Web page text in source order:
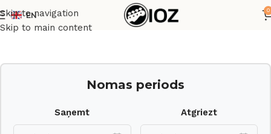
Skip to navigation
Skip to main content
EN
0
Sākums Perkusijas
Nomas periods
Saņemt Atgriezt